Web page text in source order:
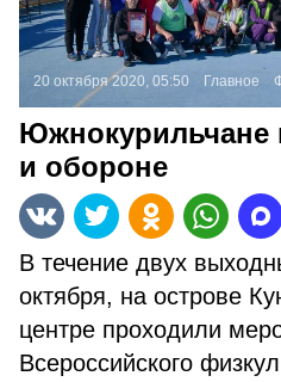
20 октября 2020, 05:50 Главное
Южнокурильчане
и обороне
В течение двух
октября, на острове
центре проходили
Всероссийского